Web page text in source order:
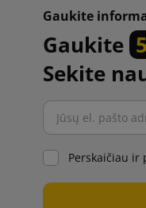
Gaukite
Gaukite
Sekite
Perskaičiau ir